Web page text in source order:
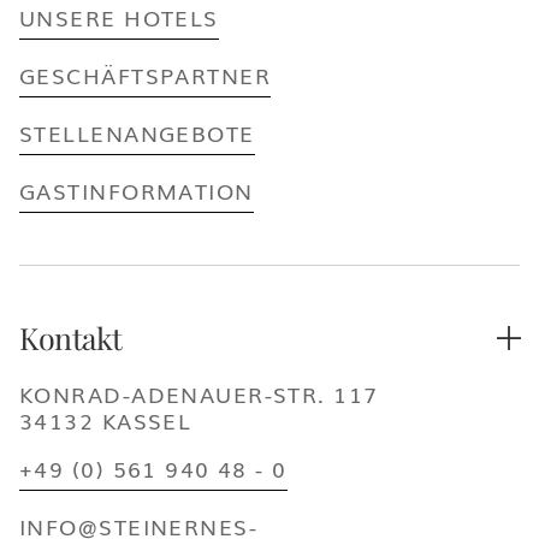
UNSERE HOTELS
GESCHÄFTSPARTNER
STELLENANGEBOTE
GASTINFORMATION
Kontakt 
KONRAD-ADENAUER-STR. 117
34132 KASSEL
+49 (0) 561 940 48 - 0
INFO@STEINERNES-